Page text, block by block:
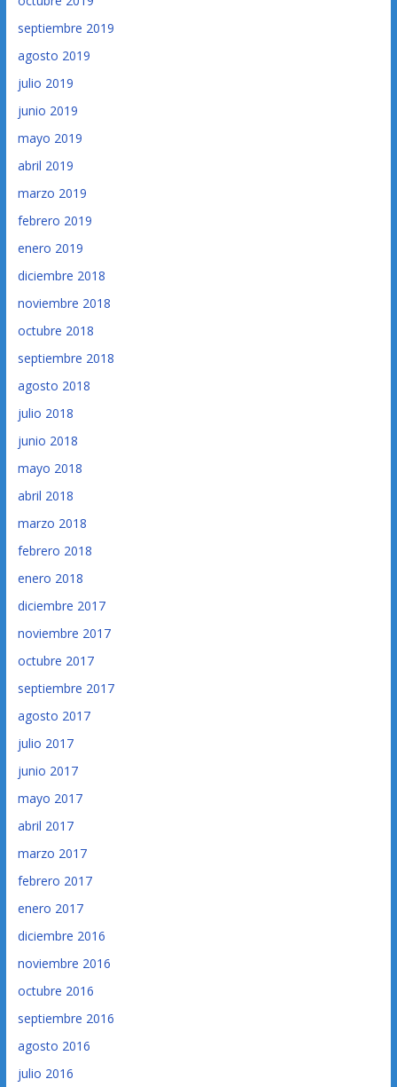
septiembre 2019
agosto 2019
julio 2019
junio 2019
mayo 2019
abril 2019
marzo 2019
febrero 2019
enero 2019
diciembre 2018
noviembre 2018
octubre 2018
septiembre 2018
agosto 2018
julio 2018
junio 2018
mayo 2018
abril 2018
marzo 2018
febrero 2018
enero 2018
diciembre 2017
noviembre 2017
octubre 2017
septiembre 2017
agosto 2017
julio 2017
junio 2017
mayo 2017
abril 2017
marzo 2017
febrero 2017
enero 2017
diciembre 2016
noviembre 2016
octubre 2016
septiembre 2016
agosto 2016
julio 2016